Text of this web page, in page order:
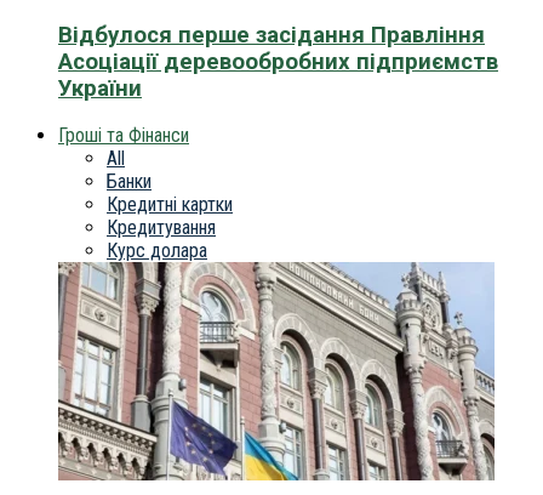
Відбулося перше засідання Правління
Асоціації деревообробних підприємств
України
Гроші та Фінанси
All
Банки
Кредитні картки
Кредитування
Курс долара